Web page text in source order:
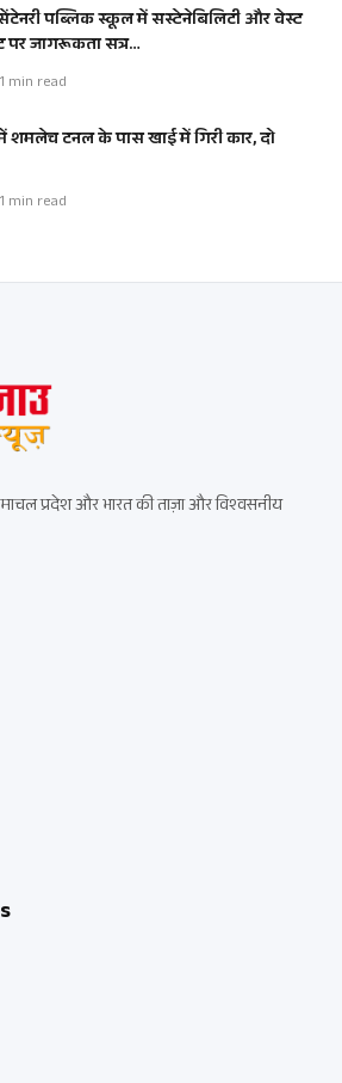
पब्लिक स्कूल में सस्टेनेबिलिटी और वेस्ट
जागरूकता सत्र…
min read
शमलेच टनल के पास खाई में गिरी कार, दो
min read
प्रदेश और भारत की ताज़ा और विश्वसनीय